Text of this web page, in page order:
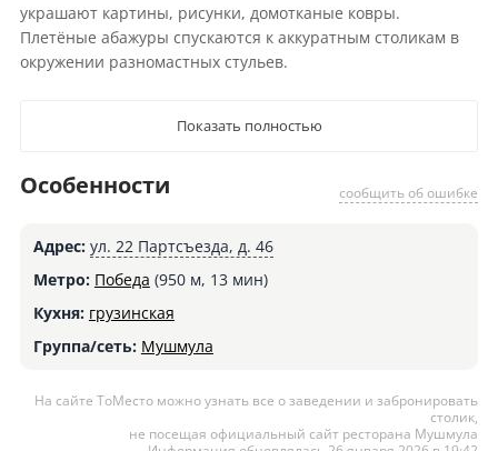
украшают картины, рисунки, домотканые ковры.
Плетёные абажуры спускаются к аккуратным столикам в
окружении разномастных стульев.
Показать полностью
сообщить об ошибке
Особенности
Адрес: ул. 22 Партсъезда, д. 46
Метро: Победа (950 м, 13 мин)
Кухня: грузинская
Группа/сеть: Мушмула
На сайте ТоМесто можно узнать все о заведении и забронировать
столик,
не посещая официальный сайт ресторана Мушмула